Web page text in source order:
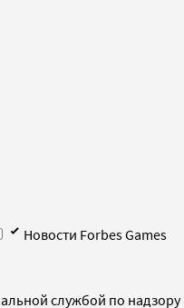
Новости Forbes Games
службой по